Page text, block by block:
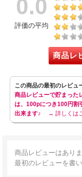
0.0
評価の平均
商品レ
この商品の最初のレビュ
商品レビューで貯まった
は、100pにつき100円割
出来ます♪
→ 詳しくは
商品レビューはありま
最初のレビューを書